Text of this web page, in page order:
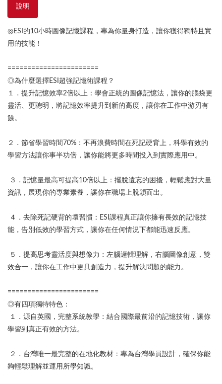
說明
◎ESI的10小時圖像記憶課程，專為你量身打造，讓你獲得獨特且實
用的技能！
=======================
◎為什麼選擇ESI超強記憶術課程？
１．提升記憶效率2倍以上：學會正統的圖像記憶法，讓你的腦袋更
靈活、更聰明，將記憶效率提升到新的高度，讓你在工作中游刃有
餘。
２．節省學習時間70%：不再浪費時間在死記硬背上，科學有效的
學習方法讓你事半功倍，讓你能將更多時間投入到實際應用中。
３．記憶量最高可提高10倍以上：擺脫遺忘的困擾，輕鬆應對大量
資訊，展現你的專業素養，讓你在職場上脫穎而出。
４．去除死記硬背的壞習慣：ESI課程真正讓你擁有長效的記憶技
能，告別低效的學習方式，讓你在任何情況下都能迅速反應。
５．提高思考靈活度與想像力：左腦邏輯理解，右腦圖像創意，雙
效合一，讓你在工作中更具創造力，提升解決問題的能力。
=======================
◎有四項獨特特色：
１．源自英國，完整系統教學：結合國際最前沿的記憶技術，讓你
學習到真正有效的方法。
２．台灣唯一最完整的在地化教材：專為台灣學員設計，確保你能
夠輕鬆理解並運用所學知識。